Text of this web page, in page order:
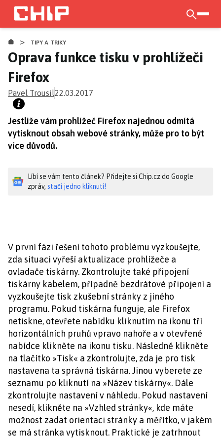
CHIP.CZ
Přejít
hlavnímu
obsahu
> TIPY A TRIKY
Oprava funkce tisku v prohlížeči
Firefox
Pavel Trousil22.03.2017
Jestliže vám prohlížeč Firefox najednou odmítá
vytisknout obsah webové stránky, může pro to být
více důvodů.
Líbí se vám tento článek? Přidejte si Chip.cz do Google
zpráv, stačí jedno kliknutí!
V první fázi řešení tohoto problému vyzkoušejte,
zda situaci vyřeší aktualizace prohlížeče a
ovladače tiskárny. Zkontrolujte také připojení
tiskárny kabelem, případně bezdrátové připojení a
vyzkoušejte tisk zkušební stránky z jiného
programu. Pokud tiskárna funguje, ale Firefox
netiskne, otevřete nabídku kliknutím na ikonu tří
horizontálních pruhů vpravo nahoře a v otevřené
nabídce klikněte na ikonu tisku. Následně klikněte
na tlačítko »Tisk« a zkontrolujte, zda je pro tisk
nastavena ta správná tiskárna. Jinou vyberete ze
seznamu po kliknutí na »Název tiskárny«. Dále
zkontrolujte nastavení v náhledu. Pokud nastavení
nesedí, klikněte na »Vzhled stránky«, kde máte
možnost zadat orientaci stránky a měřítko, v jakém
se má stránka vytisknout. Praktické je zatrhnout